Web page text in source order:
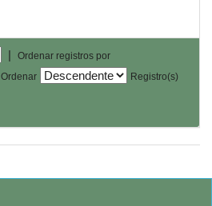
|
Ordenar registros por
Ordenar
Registro(s)